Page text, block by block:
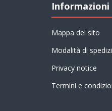
Informazioni
Mappa del sito
Modalità di
Privacy notice
Termini e